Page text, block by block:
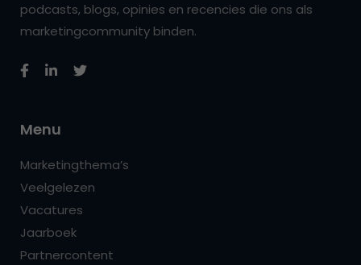
podcasts, blogs, opinies en recencies die ons als
marketingcommunity binden.
Menu
Marketingthema’s
Veelgelezen
Vacatures
Jaarboek
Partnercontent